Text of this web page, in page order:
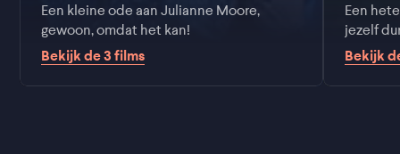
Een kleine ode aan Julianne Moore,
gewoon, omdat het kan!
Bekijk de3 films
Een
jezelf
Bekijk